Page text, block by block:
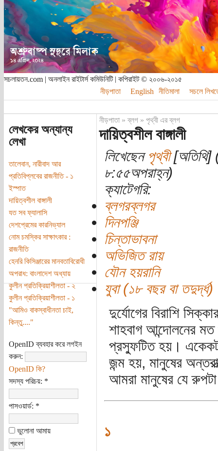
সচলায়তন.com | অনলাইন রাইটার্স কমিউনিটি | কপিরাইট © ২০০৬-২০১৫
নীড়পাতা
English নীতিমালা সচলে
লেখকের অন্যান্য
লেখা
তালেবান, নারীবাদ আর
প্রতিবিপ্লবের রাজনীতি - ১
ইস্পাত
দায়িত্বশীল বাঙ্গালী
যত সব ফ্যালাসি
দেশপ্রেমের কারনিভ্যাল
নোম চমস্কির সাক্ষাৎকার :
রাজনীতি
হেনরি কিসিঞ্জারের মানবতাবিরোধী
অপরাধ: বাংলাদেশ অধ্যায়
কুলীন প্রতিক্রিয়াশীলতা - ২
কুলীন প্রতিক্রিয়াশীলতা - ১
"আমিও বাকস্বাধীনতা চাই,
কিন্তু...."
OpenID ব্যবহার করে লগইন
করুন:
OpenID কি?
সদস্য পরিচয়: *
পাসওয়ার্ড: *
ভুলোনা আমায়
নীড়পাতা»ব্লগ» পৃথ্বী এর ব্লগ
দায়িত্বশীল বাঙ্গালী
লিখেছেনপৃথ্বী[অতিথি]
৮:৫৫অপরাহ্ন)
ক্যাটেগরি:
ব্লগরব্লগর
দিনপঞ্জি
চিন্তাভাবনা
অভিজিত রায়
যৌন হয়রানি
যুবা (১৮ বছর বা তদুর্দ্ধ)
দুর্যোগের বিরাশি
শাহবাগ আন্দোলনের
প্রস্ফুটিত হয়।
জন্ম হয়, মানুষের
আমরা মানুষের যে
১